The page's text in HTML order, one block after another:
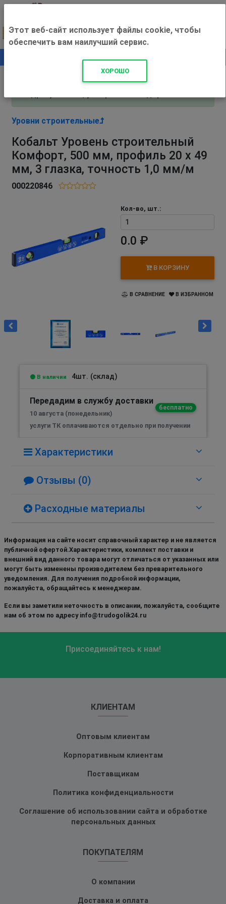
+500 ₽
Внимание! С 3 августа магазин работает по
Уровни строительные
Кобальт Уровень строительный
Комфорт, 500 мм, профиль 20 x 49
мм, 3 глазка, точность 1,0 мм/м
000220846
Кол-во, шт.:
0.0 ₽
В КОРЗИНУ
В СРАВНЕНИЕ В ИЗБРАННОМ
В наличии 4шт. (склад)
Передадим в службу доставки
бесплатно
10 августа (понедельник)
услуги ТК оплачиваются отдельно при получении
Характеристики
Отзывы (0)
Расходные материалы
Информация на сайте носит справочный характер и не является
публичной офертой.Характеристики, комплект поставки и
внешний вид данного товара могут отличаться от указанных или
могут быть изменены производителем без преварительного
уведомления. Для получения подробной информации,
пожалуйста, обращайтесь к менеджерам.
Если вы заметили неточность в описании, пожалуйста, сообщите
нам об этом по адресу info@trudogolik24.ru
Присоединяйтесь к нам!
КЛИЕНТАМ
Оптовым клиентам
Корпоративным клиентам
Поставщикам
Политика конфиденциальности
Соглашение об использовании сайта и обработке
персональных данных
ПОКУПАТЕЛЯМ
О компании
Доставка и оплата
Этот веб-сайт использует файлы cookie, чтобы
обеспечить вам наилучший сервис.
ХОРОШО